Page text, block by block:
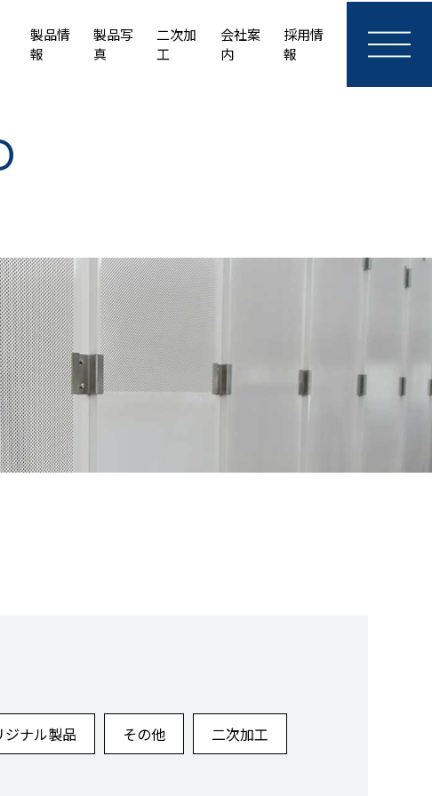
製品情
報
製品写
真
二次加
工
会社案
内
採用情
報
ジナル製品 その他 二次加工